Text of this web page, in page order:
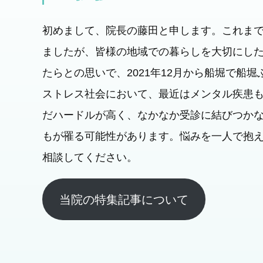
初めまして、院長の藤田と申します。これま
ましたが、皆様の地域での暮らしを大切にし
たらとの思いで、2021年12月から船堀で船
ストレス社会において、最近はメンタル疾患
だハードルが高く、なかなか受診に結びつか
もが罹る可能性があります。悩みを一人で抱
相談してください。
当院の特集記事について